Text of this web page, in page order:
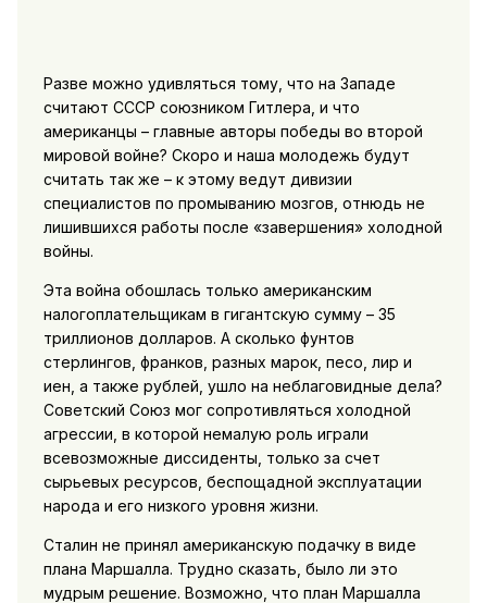
Разве можно удивляться тому, что на Западе
считают СССР союзником Гитлера, и что
американцы – главные авторы победы во второй
мировой войне? Скоро и наша молодежь будут
считать так же – к этому ведут дивизии
специалистов по промыванию мозгов, отнюдь не
лишившихся работы после «завершения» холодной
войны.
Эта война обошлась только американским
налогоплательщикам в гигантскую сумму – 35
триллионов долларов. А сколько фунтов
стерлингов, франков, разных марок, песо, лир и
иен, а также рублей, ушло на неблаговидные дела?
Советский Союз мог сопротивляться холодной
агрессии, в которой немалую роль играли
всевозможные диссиденты, только за счет
сырьевых ресурсов, беспощадной эксплуатации
народа и его низкого уровня жизни.
Сталин не принял американскую подачку в виде
плана Маршалла. Трудно сказать, было ли это
мудрым решение. Возможно, что план Маршалла